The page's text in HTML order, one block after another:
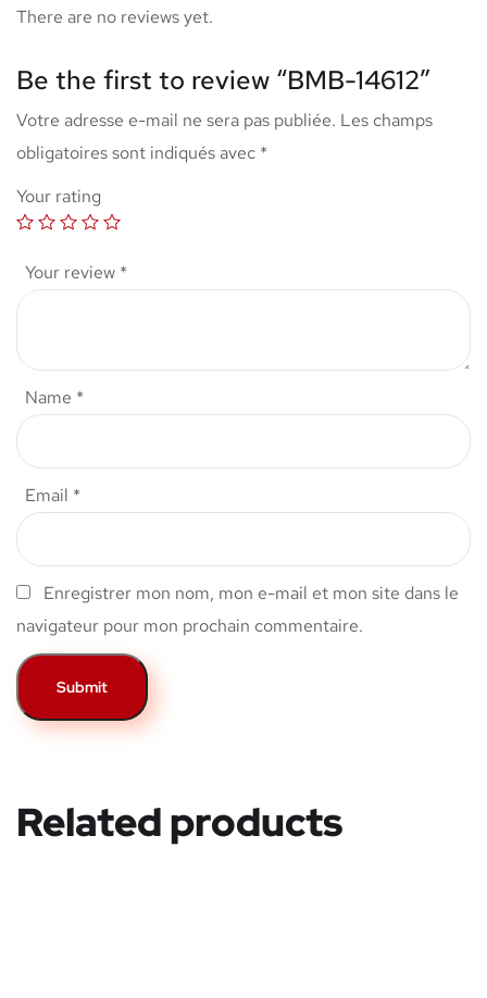
There are no reviews yet.
Be the first to review “BMB-14612”
Votre adresse e-mail ne sera pas publiée. Les champs
obligatoires sont indiqués avec *
Your rating
Your review *
Name *
Email *
Enregistrer mon nom, mon e-mail et mon site dans le
navigateur pour mon prochain commentaire.
Related products